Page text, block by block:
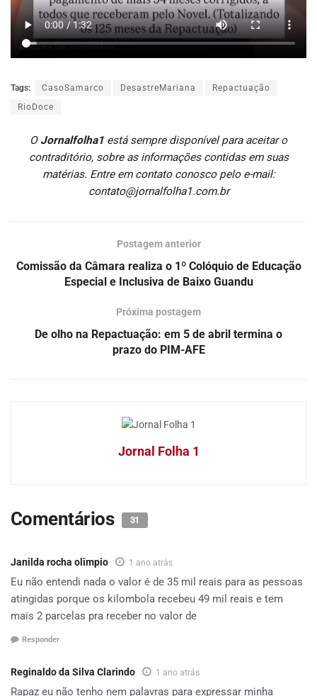
Tags: CasoSamarco DesastreMariana
Repactuação
RioDoce
O Jornalfolha1 está sempre disponível para aceitar o
contraditório, sobre as informações contidas em suas
matérias. Entre em contato conosco pelo e-mail:
contato@jornalfolha1.com.br
Postagem anterior
Comissão da Câmara realiza o 1º Colóquio de Educação
Especial e Inclusiva de Baixo Guandu
Próxima postagem
De olho na Repactuação: em 5 de abril termina o
prazo do PIM-AFE
Jornal Folha 1
Comentários 31
Janilda rocha olimpio 1 ano atrás
Eu não entendi nada o valor é de 35 mil reais para as pessoas
atingidas porque os kilombola recebeu 49 mil reais e tem
mais 2 parcelas pra receber no valor de
Responder
Reginaldo da Silva Clarindo 1 ano atrás
Rapaz eu não tenho nem palavras para expressar minha